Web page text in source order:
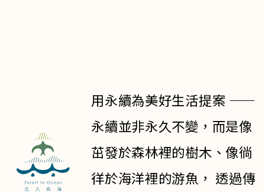
用永續為美好生活提案 ——
永續並非永久不變，而是像
茁發於森林裡的樹木、像徜
徉於海洋裡的游魚， 透過傳